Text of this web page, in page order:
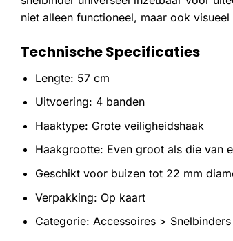
niet alleen functioneel, maar ook
Technische Specificaties
Lengte: 57 cm
Uitvoering: 4 banden
Haaktype: Grote veiligheidshaak
Haakgrootte: Even groot als die van
Geschikt voor buizen tot 22 mm
Verpakking: Op kaart
Categorie: Accessoires > Snelbinders